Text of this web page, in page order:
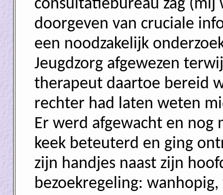
consultatiebureau zag
doorgeven van cruciale
een noodzakelijk
Jeugdzorg afgewezen
therapeut daartoe bereid
rechter had laten weten
Er werd afgewacht en
keek beteuterd en ging
zijn handjes naast zijn
bezoekregeling: